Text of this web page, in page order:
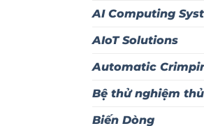
AI Computing
AIoT Solutions
Automatic
Bệ thử nghiệm
Biến Dòng